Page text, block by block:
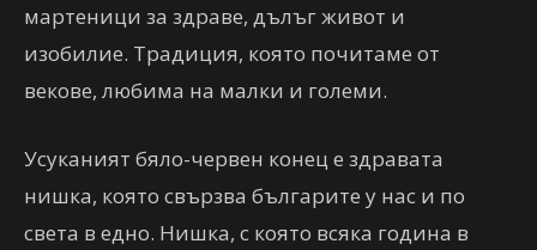
мартеници за здраве, дълъг живот и
изобилие. Традиция, която почитаме от
векове, любима на малки и големи.
Усуканият бяло-червен конец е здравата
нишка, която свързва българите у нас и по
света в едно. Нишка, с която всяка година в